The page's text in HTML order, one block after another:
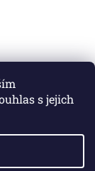
s jejich